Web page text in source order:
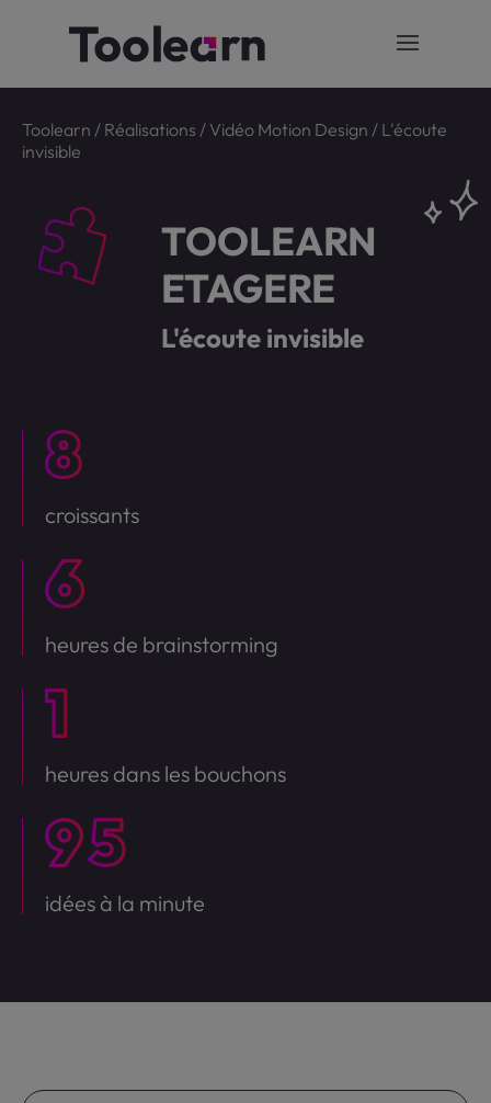
Toolearn / Réalisations / Vidéo Motion Design / L'écoute
invisible
TOOLEARN
ETAGERE
L'écoute invisible
croissants
heures de brainstorming
heures dans les bouchons
idées à la minute